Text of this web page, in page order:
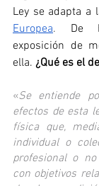
Ley se adapta a
Europea. De
exposición de
ella. ¿Qué es el
«Se entiende
efectos de esta
física que,
individual o
profesional o
con objetivos